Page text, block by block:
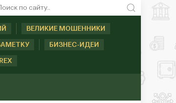
ВЕЛИКИЕ МОШЕННИКИ
БИЗНЕС-ИДЕИ